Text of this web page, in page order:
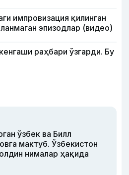
импровизация қилинган
эпизодлар (видео)
раҳбари ўзгарди. Бу
ўзбек ва Билл
мактуб. Ўзбекистон
нималар ҳақида